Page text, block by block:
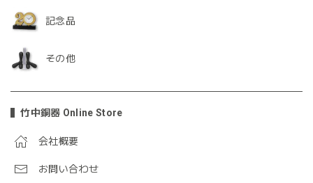
記念品
その他
竹中銅器 Online Store
会社概要
お問い合わせ